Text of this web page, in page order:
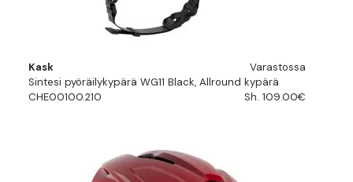
Kask
Varastossa
Sintesi pyöräilykypärä WG11 Black, Allround kypärä
CHE00100.210
Sh. 109.00€